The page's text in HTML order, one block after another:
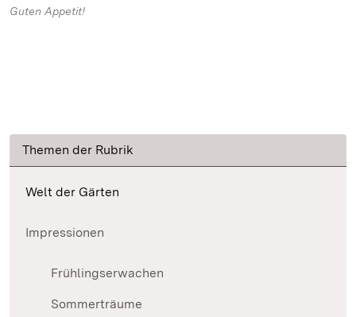
Guten Appetit!
Themen der Rubrik
Welt der Gärten
Impressionen
Frühlingserwachen
Sommerträume